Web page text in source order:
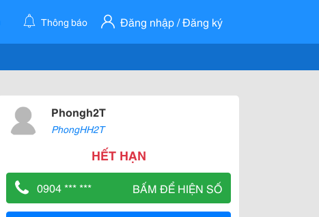
Thông báo Đăng nhập / Đăng ký
Phongh2T
PhongHH2T
HẾT HẠN
0904 *** *** BẤM ĐỂ HIỆN SỐ